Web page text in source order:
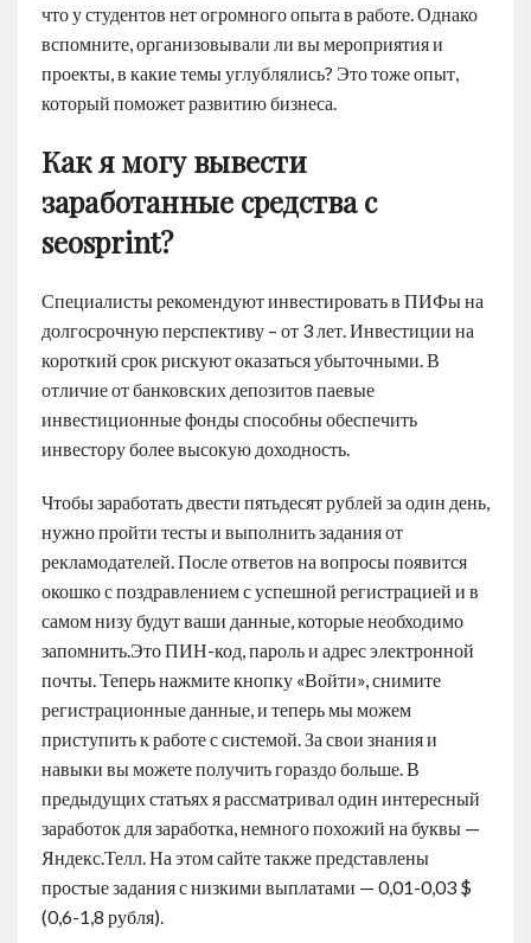
что у студентов нет огромного опыта в работе. Однако
вспомните, организовывали ли вы мероприятия и
проекты, в какие темы углублялись? Это тоже опыт,
который поможет развитию бизнеса.
Как я могу вывести
заработанные средства с
seosprint?
Специалисты рекомендуют инвестировать в ПИФы на
долгосрочную перспективу – от 3 лет. Инвестиции на
короткий срок рискуют оказаться убыточными. В
отличие от банковских депозитов паевые
инвестиционные фонды способны обеспечить
инвестору более высокую доходность.
Чтобы заработать двести пятьдесят рублей за один день,
нужно пройти тесты и выполнить задания от
рекламодателей. После ответов на вопросы появится
окошко с поздравлением с успешной регистрацией и в
самом низу будут ваши данные, которые необходимо
запомнить.Это ПИН-код, пароль и адрес электронной
почты. Теперь нажмите кнопку «Войти», снимите
регистрационные данные, и теперь мы можем
приступить к работе с системой. За свои знания и
навыки вы можете получить гораздо больше. В
предыдущих статьях я рассматривал один интересный
заработок для заработка, немного похожий на буквы —
Яндекс.Телл. На этом сайте также представлены
простые задания с низкими выплатами — 0,01-0,03 $
(0,6-1,8 рубля).